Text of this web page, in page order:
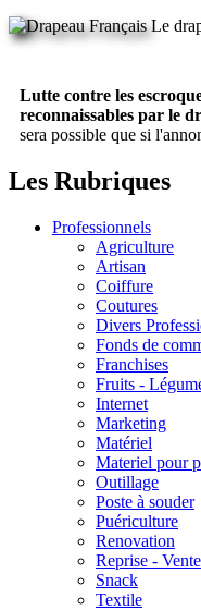
Le
Lutte contre les
reconnaissables par le
sera possible que si
Les Rubriques
Professionnels
Agriculture
Artisan
Coiffure
Coutures
Divers
Fonds de
Franchises
Fruits -
Internet
Marketing
Matériel
Materiel pour
Outillage
Poste à souder
Puériculture
Renovation
Reprise -
Snack
Textile